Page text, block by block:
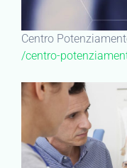
Centro
/centro-